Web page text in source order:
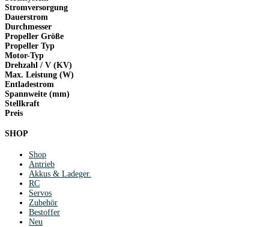
Stromversorgung
Dauerstrom
Durchmesser
Propeller Größe
Propeller Typ
Motor-Typ
Drehzahl / V (KV)
Max. Leistung (W)
Entladestrom
Spannweite (mm)
Stellkraft
Preis
SHOP
Shop
Antrieb
Akkus & Ladeger.
RC
Servos
Zubehör
Bestoffer
Neu